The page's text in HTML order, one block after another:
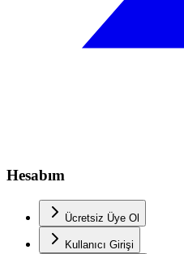
Hesabım
Ücretsiz Üye Ol
Kullanıcı Girişi